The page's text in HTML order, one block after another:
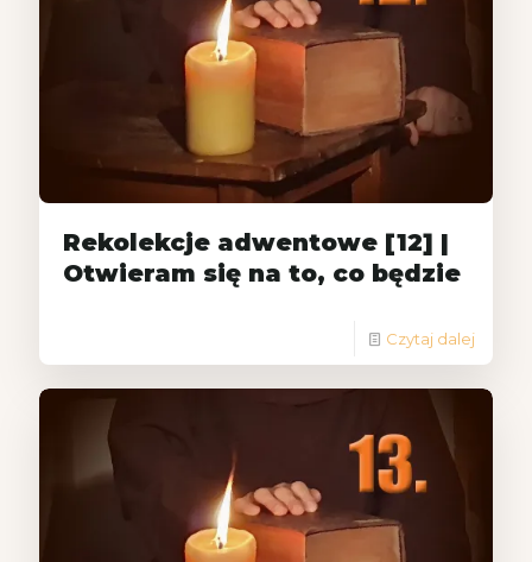
Rekolekcje adwentowe [12] |
Otwieram się na to, co będzie
Czytaj dalej